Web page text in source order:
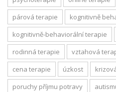
párová terapie
kognitivně
kognitivně-behaviorální terapie
rodinná terapie
vztahová
cena terapie
úzkost
poruchy příjmu potravy